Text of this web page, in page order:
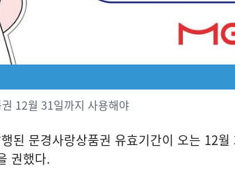
12월 31일까지 사용해야
된 문경사랑상품권 유효기간이 오는 12월
권했다.